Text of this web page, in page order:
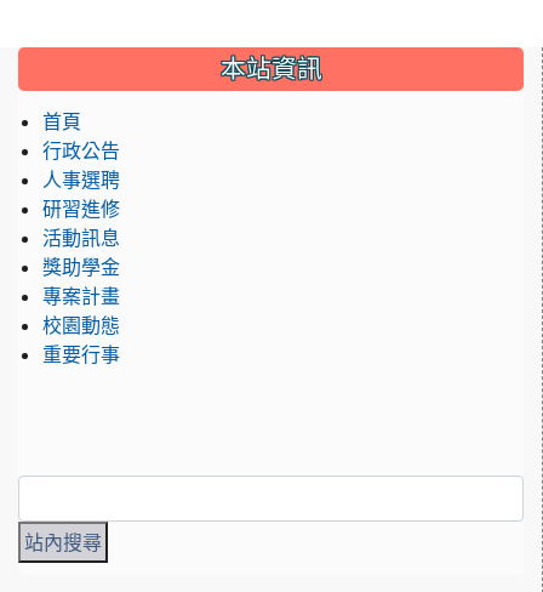
::: 本站資訊
首頁
行政公告
人事選聘
研習進修
活動訊息
獎助學金
專案計畫
校園動態
重要行事